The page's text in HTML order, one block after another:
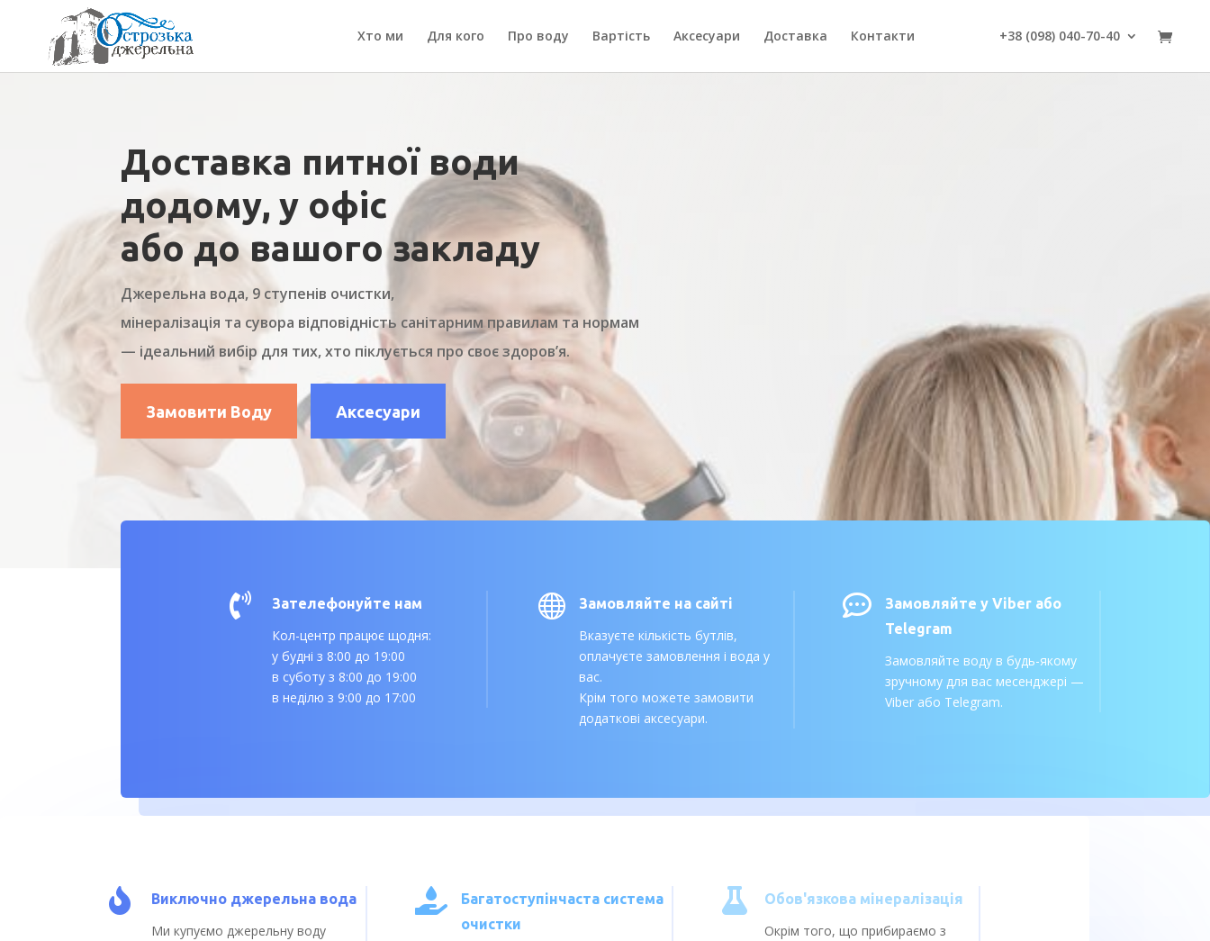
Хто ми Для кого Про воду Вартість Аксесуари Доставка Контакти +38 (098) 040-70-40
Доставка питної води
додому, у офіс
або до вашого закладу
Джерельна вода, 9 ступенів очистки,
мінералізація та сувора відповідність санітарним правилам та нормам
— ідеальний вибір для тих, хто піклується про своє здоров’я.
Замовити Воду Аксесуари
 Зателефонуйте нам
Кол-центр працює щодня:
у будні з 8:00 до 19:00
в суботу з 8:00 до 19:00
в неділю з 9:00 до 17:00
 Замовляйте на сайті
Вказуєте кількість бутлів,
оплачуєте замовлення і вода у
вас.
Крім того можете замовити
додаткові аксесуари.

Замовляйте у Viber або
Telegram
Замовляйте воду в будь-якому
зручному для вас месенджері —
Viber або Telegram.
 Виключно джерельна вода
Ми купуємо джерельну воду

Багатоступінчаста система
очистки
 Обов'язкова мінералізація
Окрім того, що прибираємо з